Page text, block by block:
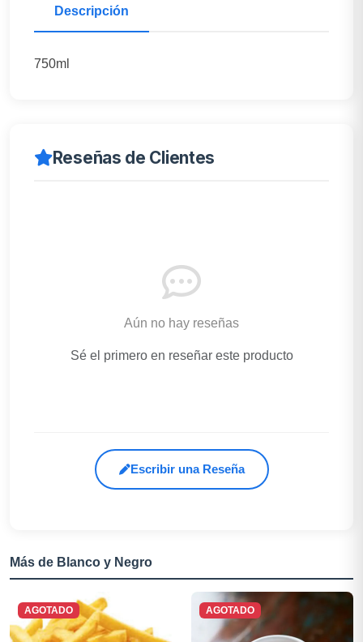
Descripción
750ml
Reseñas de Clientes
Aún no hay reseñas
Sé el primero en reseñar este producto
Escribir una Reseña
Más de Blanco y Negro
AGOTADO AGOTADO